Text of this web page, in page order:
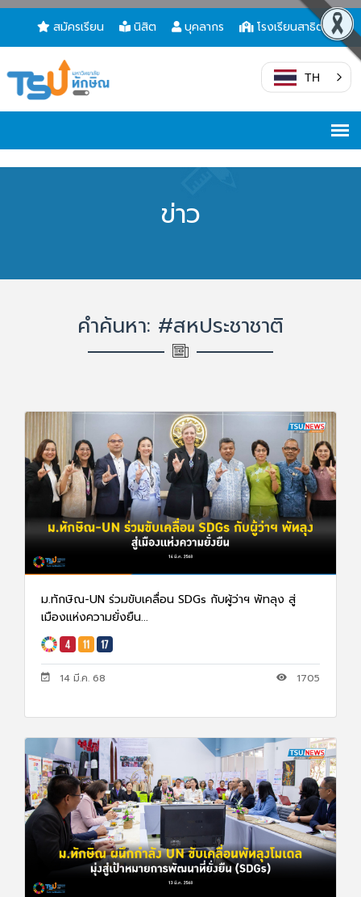
สมัครเรียน นิสิต บุคลากร โรงเรียนสาธิต
TH
ข่าว
คำค้นหา: #สหประชาชาติ
ม.ทักษิณ-UN ร่วมขับเคลื่อน SDGs กับผู้ว่าฯ พัทลุง สู่
เมืองแห่งความยั่งยืน...
14 มี.ค. 68 1705